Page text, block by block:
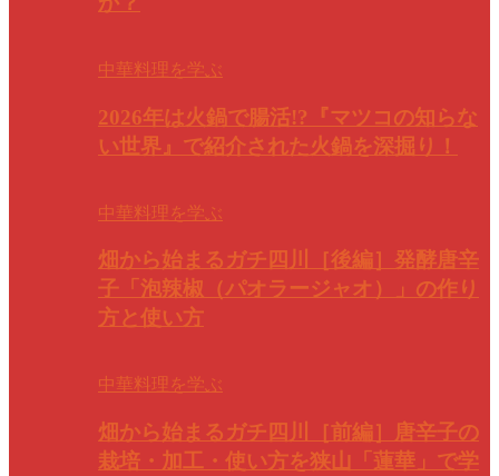
中華料理を学ぶ
2026年は火鍋で腸活!?『マツコの知らな
い世界』で紹介された火鍋を深掘り！
中華料理を学ぶ
畑から始まるガチ四川［後編］発酵唐辛
子「泡辣椒（パオラージャオ）」の作り
方と使い方
中華料理を学ぶ
畑から始まるガチ四川［前編］唐辛子の
栽培・加工・使い方を狭山「蓮華」で学